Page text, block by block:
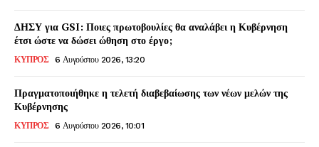
ΔΗΣΥ για GSI: Ποιες πρωτοβουλίες θα αναλάβει η Κυβέρνηση
έτσι ώστε να δώσει ώθηση στο έργο;
ΚΥΠΡΟΣ 6 Αυγούστου 2026, 13:20
Πραγματοποιήθηκε η τελετή διαβεβαίωσης των νέων μελών της
Κυβέρνησης
ΚΥΠΡΟΣ 6 Αυγούστου 2026, 10:01